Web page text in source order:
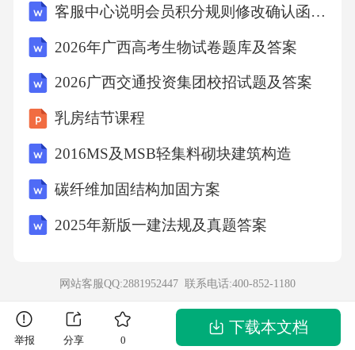
分)(1)一个圆柱形玻璃缸，底面半径5厘米，高6
厘米，水深4.6厘米，水与玻璃缸接触的面积是
多少平方厘米？(2)如果投入一块棱长为5厘米的
会溢出多少毫升？31.(6分)猫眼研究院发布《20
25春节档电影数据洞察报告》，数据显示，今
年春节档电影总票房创历史新高，且《哪吒2》
的票房创多项记录。(1)初一至初七总日票房最
元。（保留一位小数）(4)下面说法中错误的是_
客服中心说明会员积分规则修改确认函5篇
2026年广西高考生物试卷题库及答案
2026广西交通投资集团校招试题及答案
乳房结节课程
2016MS及MSB轻集料砌块建筑构造
碳纤维加固结构加固方案
2025年新版一建法规及真题答案
网站客服QQ:2881952447 联系电话:400-852-1180
举报 分享 0
下载本文档